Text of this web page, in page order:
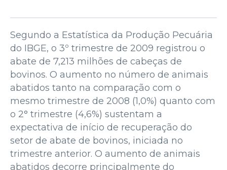
Segundo a Estatística da Produção Pecuária
do IBGE, o 3º trimestre de 2009 registrou o
abate de 7,213 milhões de cabeças de
bovinos. O aumento no número de animais
abatidos tanto na comparação com o
mesmo trimestre de 2008 (1,0%) quanto com
o 2° trimestre (4,6%) sustentam a
expectativa de início de recuperação do
setor de abate de bovinos, iniciada no
trimestre anterior. O aumento de animais
abatidos decorre principalmente do